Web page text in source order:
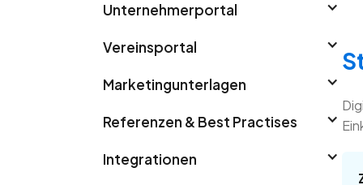
Unternehmerportal
Vereinsportal
Marketingunterlagen
Referenzen & Best Practises
Integrationen